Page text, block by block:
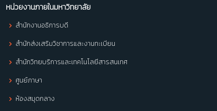
หน่วยงานภายในมหาวิทยาลัย
สำนักงานอธิการบดี
สำนักส่งเสริมวิชาการและงานทะเบียน
สำนักวิทยบริการและเทคโนโลยีสารสนเทศ
ศูนย์ภาษา
ห้องสมุดกลาง